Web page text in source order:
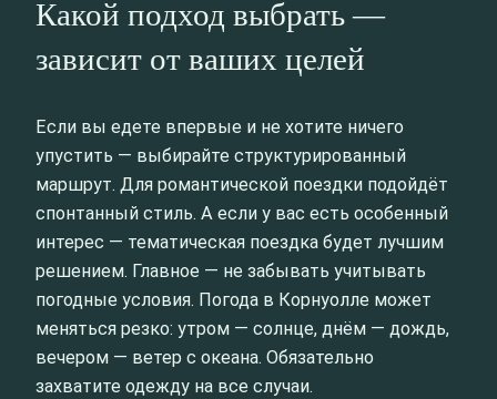
Какой подход выбрать —
зависит от ваших целей
Если вы едете впервые и не хотите ничего
упустить — выбирайте структурированный
маршрут. Для романтической поездки подойдёт
спонтанный стиль. А если у вас есть особенный
интерес — тематическая поездка будет лучшим
решением. Главное — не забывать учитывать
погодные условия. Погода в Корнуолле может
меняться резко: утром — солнце, днём — дождь,
вечером — ветер с океана. Обязательно
захватите одежду на все случаи.